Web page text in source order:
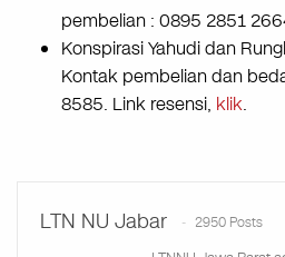
pembelian : 0895 2851
Konspirasi Yahudi dan
Kontak pembelian dan
8585. Link resensi, klik.
LTN NU Jabar 2950 Posts